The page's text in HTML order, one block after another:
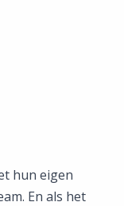
hun eigen
En als het